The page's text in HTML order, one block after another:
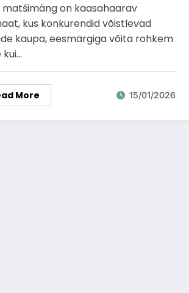
matšimäng on kaasahaarav
kus konkurendid võistlevad
kaupa, eesmärgiga võita rohkem
kui…
More 15/01/2026